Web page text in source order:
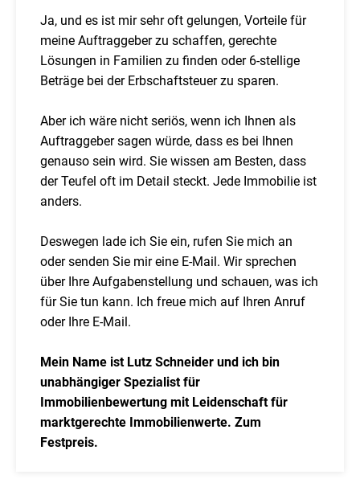
Ja, und es ist mir sehr oft gelungen, Vorteile für
meine Auftraggeber zu schaffen, gerechte
Lösungen in Familien zu finden oder 6-stellige
Beträge bei der Erbschaftsteuer zu sparen.
Aber ich wäre nicht seriös, wenn ich Ihnen als
Auftraggeber sagen würde, dass es bei Ihnen
genauso sein wird. Sie wissen am Besten, dass
der Teufel oft im Detail steckt. Jede Immobilie ist
anders.
Deswegen lade ich Sie ein, rufen Sie mich an
oder senden Sie mir eine E-Mail. Wir sprechen
über Ihre Aufgabenstellung und schauen, was ich
für Sie tun kann. Ich freue mich auf Ihren Anruf
oder Ihre E-Mail.
Mein Name ist Lutz Schneider und ich bin
unabhängiger Spezialist für
Immobilienbewertung mit Leidenschaft für
marktgerechte Immobilienwerte. Zum
Festpreis.